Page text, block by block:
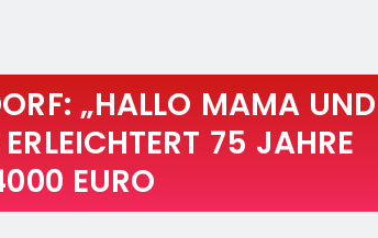
„HALLO MAMA UND
75 JAHRE
EURO